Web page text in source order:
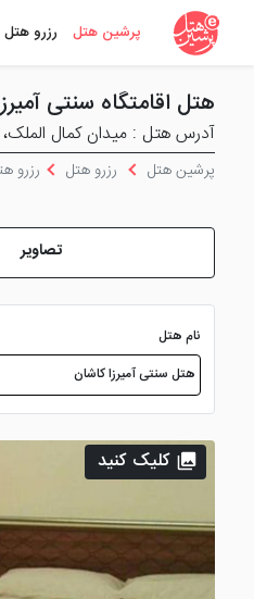
پرشین هتل رزرو هتل
هتل اقامتگاه سنتی
آدرس هتل : میدان کمال الملک،
پرشین هتل
رزرو هتل رزرو
تصاویر
نام هتل
کلیک کنید